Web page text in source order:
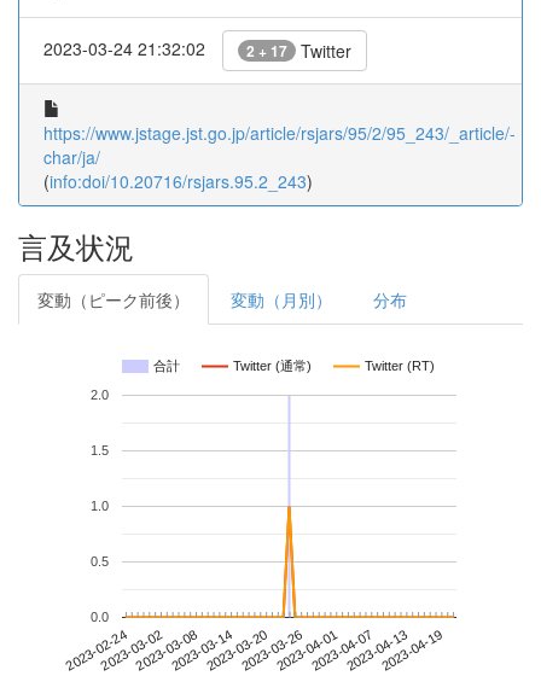
2023-03-24 21:32:02 2 + 17 Twitter
https://www.jstage.jst.go.jp/article/rsjars/95/2/95_243/_article/-
char/ja/
(info:doi/10.20716/rsjars.95.2_243)
言及状況
変動（ピーク前後） 変動（月別） 分布
合計 Twitter (通常) Twitter (RT)
2023-02-242023-03-022023-03-082023-03-142023-03-202023-03-262023-04-012023-04-072023-04-132023-04-19
0.0
0.5
1.0
1.5
2.0